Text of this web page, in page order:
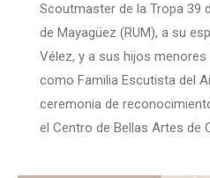
Scoutmaster de la Tropa 39
de Mayagüez (RUM), a su
Vélez, y a sus hijos menores
como Familia Escutista del
ceremonia de
el Centro de Bellas Artes de